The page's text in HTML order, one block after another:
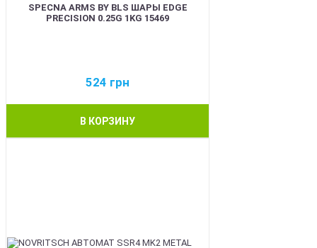
SPECNA ARMS BY BLS ШАРЫ EDGE
PRECISION 0.25G 1KG 15469
524 грн
В КОРЗИНУ